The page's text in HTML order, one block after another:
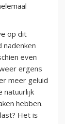
op dit
nadenken
even
ergens
meer geluid
natuurlijk
hebben.
Het is